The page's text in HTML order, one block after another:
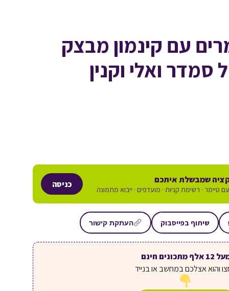
עם קינמון מבצק
סמדר ואלי וקנין
שמבשלת איתכם
טיימר · רשימת קניות · מועדפים · ייבוא מתמונה
כניסה
שיתוף בפייסבוק העתקת קישור
אלף מתכונים חינם
והוא אצלכם במחשב או בנייד